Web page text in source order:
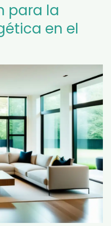
para la
en el